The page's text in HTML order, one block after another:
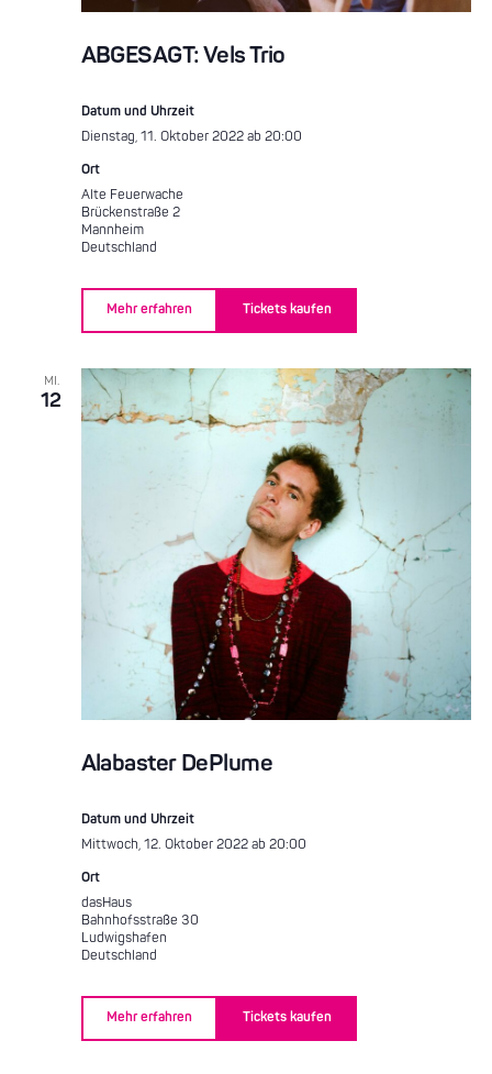
ABGESAGT: Vels Trio
Datum und Uhrzeit
Dienstag, 11. Oktober 2022 ab 20:00
Ort
Alte Feuerwache
Brückenstraße 2
Mannheim
Deutschland
Mehr erfahren Tickets kaufen
MI.
12
Alabaster DePlume
Datum und Uhrzeit
Mittwoch, 12. Oktober 2022 ab 20:00
Ort
dasHaus
Bahnhofsstraße 30
Ludwigshafen
Deutschland
Mehr erfahren Tickets kaufen